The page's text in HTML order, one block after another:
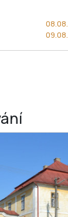
08.08.
09.08.